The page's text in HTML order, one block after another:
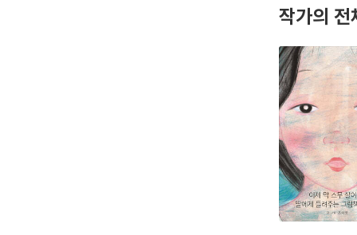
작가의 전